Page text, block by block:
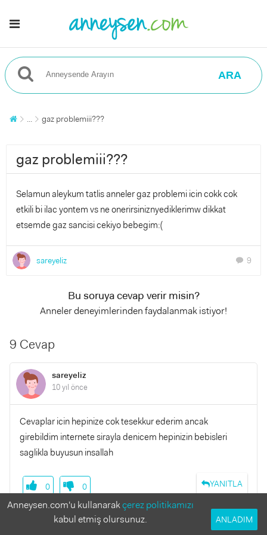
ARA
... gaz problemiii???
gaz problemiii???
Selamun aleykum tatlis anneler gaz problemi icin cokk cok
etkili bi ilac yontem vs ne onerirsiniznyediklerimw dikkat
etsemde gaz sancisi cekiyo bebegim:(
sareyeliz chat 9
Bu soruya cevap verir misin?
Anneler deneyimlerinden faydalanmak istiyor!
9 Cevap
sareyeliz
10 yıl önce
Cevaplar icin hepinize cok tesekkur ederim ancak
girebildim internete sirayla denicem hepinizin bebisleri
saglikla buyusun insallah
YANITLA
0 0
Anneysen.com'u kullanarakçerez politikamızı
kabul etmiş olursunuz.
ANLADIM